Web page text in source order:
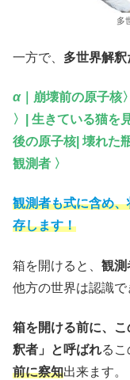
多
一方で、 多世界解釈
α｜崩壊前の原子核
〉| 生きている猫を
後の原子核| 壊れた
観測者 〉
観測者も式に含め
存します！
箱を開けると、 観測
他方の世界は認識で
箱を開ける前に、
釈者」と呼ばれるこ
前に察知出来ます。